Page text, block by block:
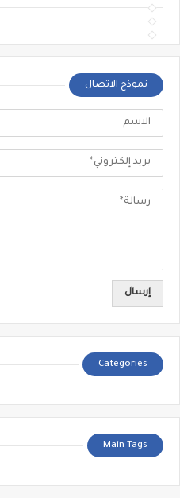
نموذج الاتصال
Categories
Main Tags